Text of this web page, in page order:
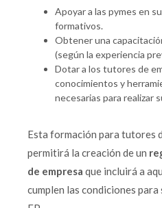
Apoyar a las pymes en
formativos.
Obtener una
(según la experiencia
Dotar a los tutores de
conocimientos y
necesarias para realizar
Esta formación para tutores
permitirá la creación de un
de empresa que incluirá a
cumplen las condiciones